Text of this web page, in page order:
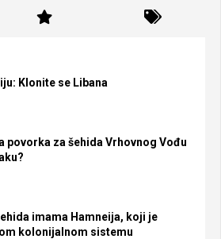
Klonite se Libana
povorka za šehida Vrhovnog Vođu
imama Hamneija, koji je
kolonijalnom sistemu